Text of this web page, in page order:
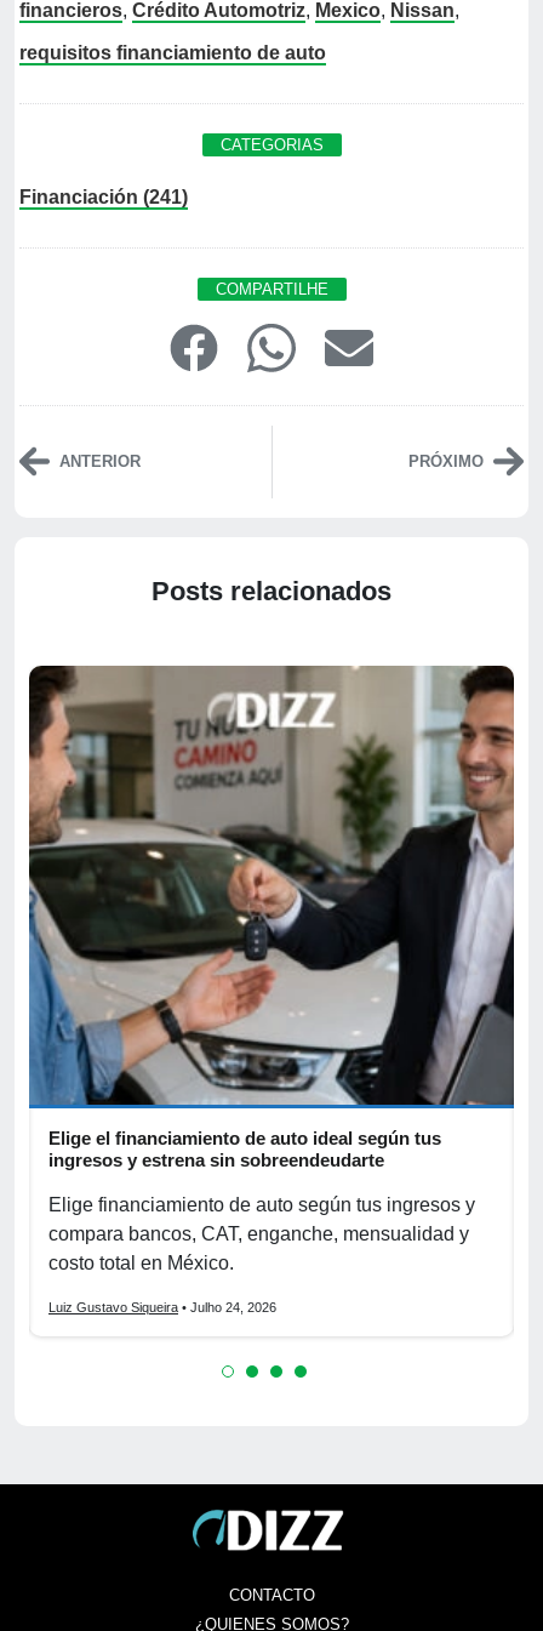
financieros, Crédito Automotriz, Mexico, Nissan,
requisitos financiamiento de auto
CATEGORIAS
Financiación (241)
COMPARTILHE
ANTERIOR PRÓXIMO
Posts relacionados
Elige el financiamiento de auto ideal según tus
ingresos y estrena sin sobreendeudarte
Elige financiamiento de auto según tus ingresos y
compara bancos, CAT, enganche, mensualidad y
costo total en México.
Luiz Gustavo Siqueira • Julho 24, 2026
CONTACTO
¿QUIENES SOMOS?